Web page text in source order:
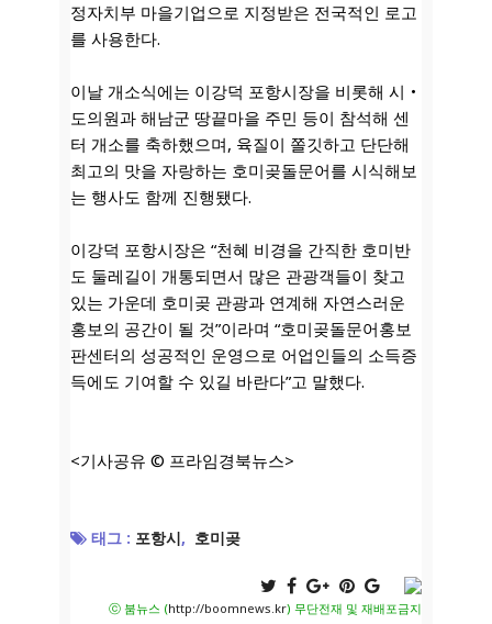
정자치부 마을기업으로 지정받은 전국적인 로고
를 사용한다.
이날 개소식에는 이강덕 포항시장을 비롯해 시‧
도의원과 해남군 땅끝마을 주민 등이 참석해 센
터 개소를 축하했으며, 육질이 쫄깃하고 단단해
최고의 맛을 자랑하는 호미곶돌문어를 시식해보
는 행사도 함께 진행됐다.
이강덕 포항시장은 “천혜 비경을 간직한 호미반
도 둘레길이 개통되면서 많은 관광객들이 찾고
있는 가운데 호미곶 관광과 연계해 자연스러운
홍보의 공간이 될 것”이라며 “호미곶돌문어홍보
판센터의 성공적인 운영으로 어업인들의 소득증
득에도 기여할 수 있길 바란다”고 말했다.
<기사공유 © 프라임경북뉴스>
태그 : 포항시, 호미곶
ⓒ 붐뉴스 (http://boomnews.kr) 무단전재 및 재배포금지